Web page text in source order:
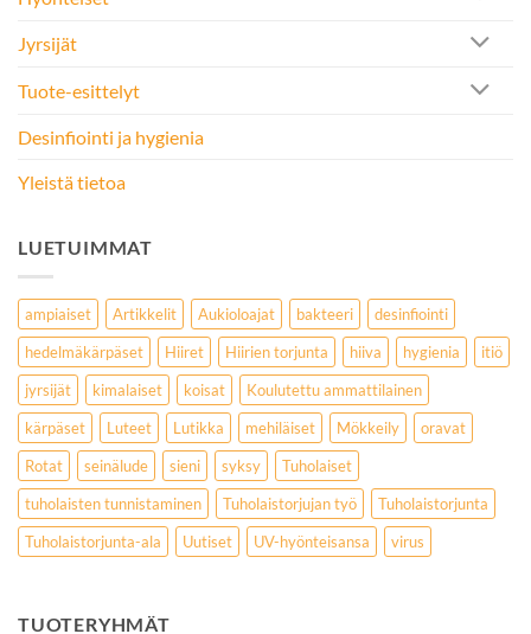
Jyrsijät
Tuote-esittelyt
Desinfiointi ja hygienia
Yleistä tietoa
LUETUIMMAT
ampiaiset Artikkelit Aukioloajat bakteeri
desinfiointi
hedelmäkärpäset
Hiiret Hiirien torjunta hiiva hygienia
itiö
jyrsijät
kimalaiset koisat
Koulutettu ammattilainen
kärpäset
Luteet Lutikka mehiläiset Mökkeily
oravat
Rotat
seinälude sieni syksy
Tuholaiset
tuholaisten tunnistaminen
Tuholaistorjujan työ
Tuholaistorjunta
Tuholaistorjunta-ala
Uutiset UV-hyönteisansa virus
TUOTERYHMÄT